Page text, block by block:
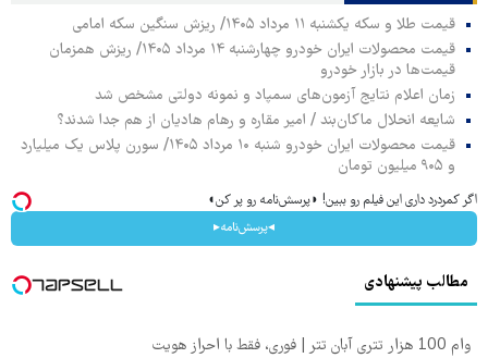
قیمت طلا و سکه یکشنبه ۱۱ مرداد ۱۴۰۵/ ریزش سنگین سکه امامی
قیمت محصولات ایران خودرو چهارشنبه ۱۴ مرداد ۱۴۰۵/ ریزش همزمان
قیمت‌ها در بازار خودرو
زمان اعلام نتایج آزمون‌های سمپاد و نمونه دولتی مشخص شد
شایعه انحلال ماکان‌بند / امیر مقاره و رهام هادیان از هم جدا شدند؟
قیمت محصولات ایران خودرو شنبه ۱۰ مرداد ۱۴۰۵/ سورن پلاس یک میلیارد
و ۹۰۵ میلیون تومان
اگر کمردرد داری این فیلم رو ببین! ◗پرسش‌نامه رو پر کن◖
◂پرسش‌نامه▸
مطالب پیشنهادی
وام 100 هزار تتری آبان تتر | فوری، فقط با احراز هویت